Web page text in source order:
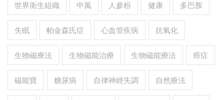
世界衛生組織 中風 人參粉 健康 多巴胺
失眠 帕金森氏症 心血管疾病 抗氧化
生物磁療法 生物磁能治療 生物磁能療法 癌症
磁能寶 糖尿病 自律神經失調 自然療法